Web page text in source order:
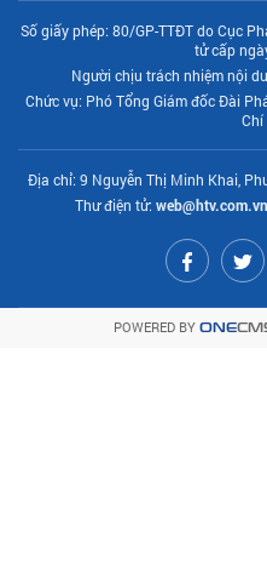
Số giấy phép: 80/GP-TTĐT do Cục
tử cấp
Người chịu trách nhiệm nội
Chức vụ: Phó Tổng Giám đốc Đài
Chí
Địa chỉ: 9 Nguyễn Thị Minh Khai,
Thư điện tử: web@htv.com.vn
POWERED BY ONE